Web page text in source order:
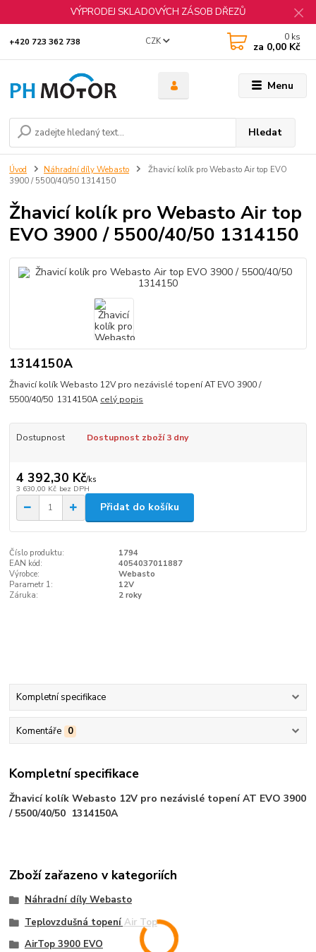
VÝPRODEJ SKLADOVÝCH ZÁSOB DŘEZŮ
Menu
CZK
Hledat
+420 723 362 738 0 ks
za 0,00 Kč
Úvod Náhradní díly Webasto
Žhavicí kolík pro Webasto Air top EVO
3900 / 5500/40/50 1314150
Žhavicí kolík pro Webasto Air top
EVO 3900 / 5500/40/50 1314150
1314150A
Žhavicí kolík Webasto 12V pro nezávislé topení AT EVO 3900 /
5500/40/50 1314150A celý popis
Dostupnost Dostupnost zboží 3 dny
4 392,30 Kč/ks
3 630,00 Kč bez DPH
Přidat do košíku
Číslo produktu:
1794
EAN kód:
4054037011887
Výrobce:
Webasto
Parametr 1:
12V
Záruka:
2 roky
Kompletní specifikace
Komentáře 0
Kompletní specifikace
Žhavicí kolík Webasto 12V pro nezávislé topení AT EVO 3900
/ 5500/40/50 1314150A
Zboží zařazeno v kategoriích
Náhradní díly Webasto
Teplovzdušná topení Air Top
AirTop 3900 EVO